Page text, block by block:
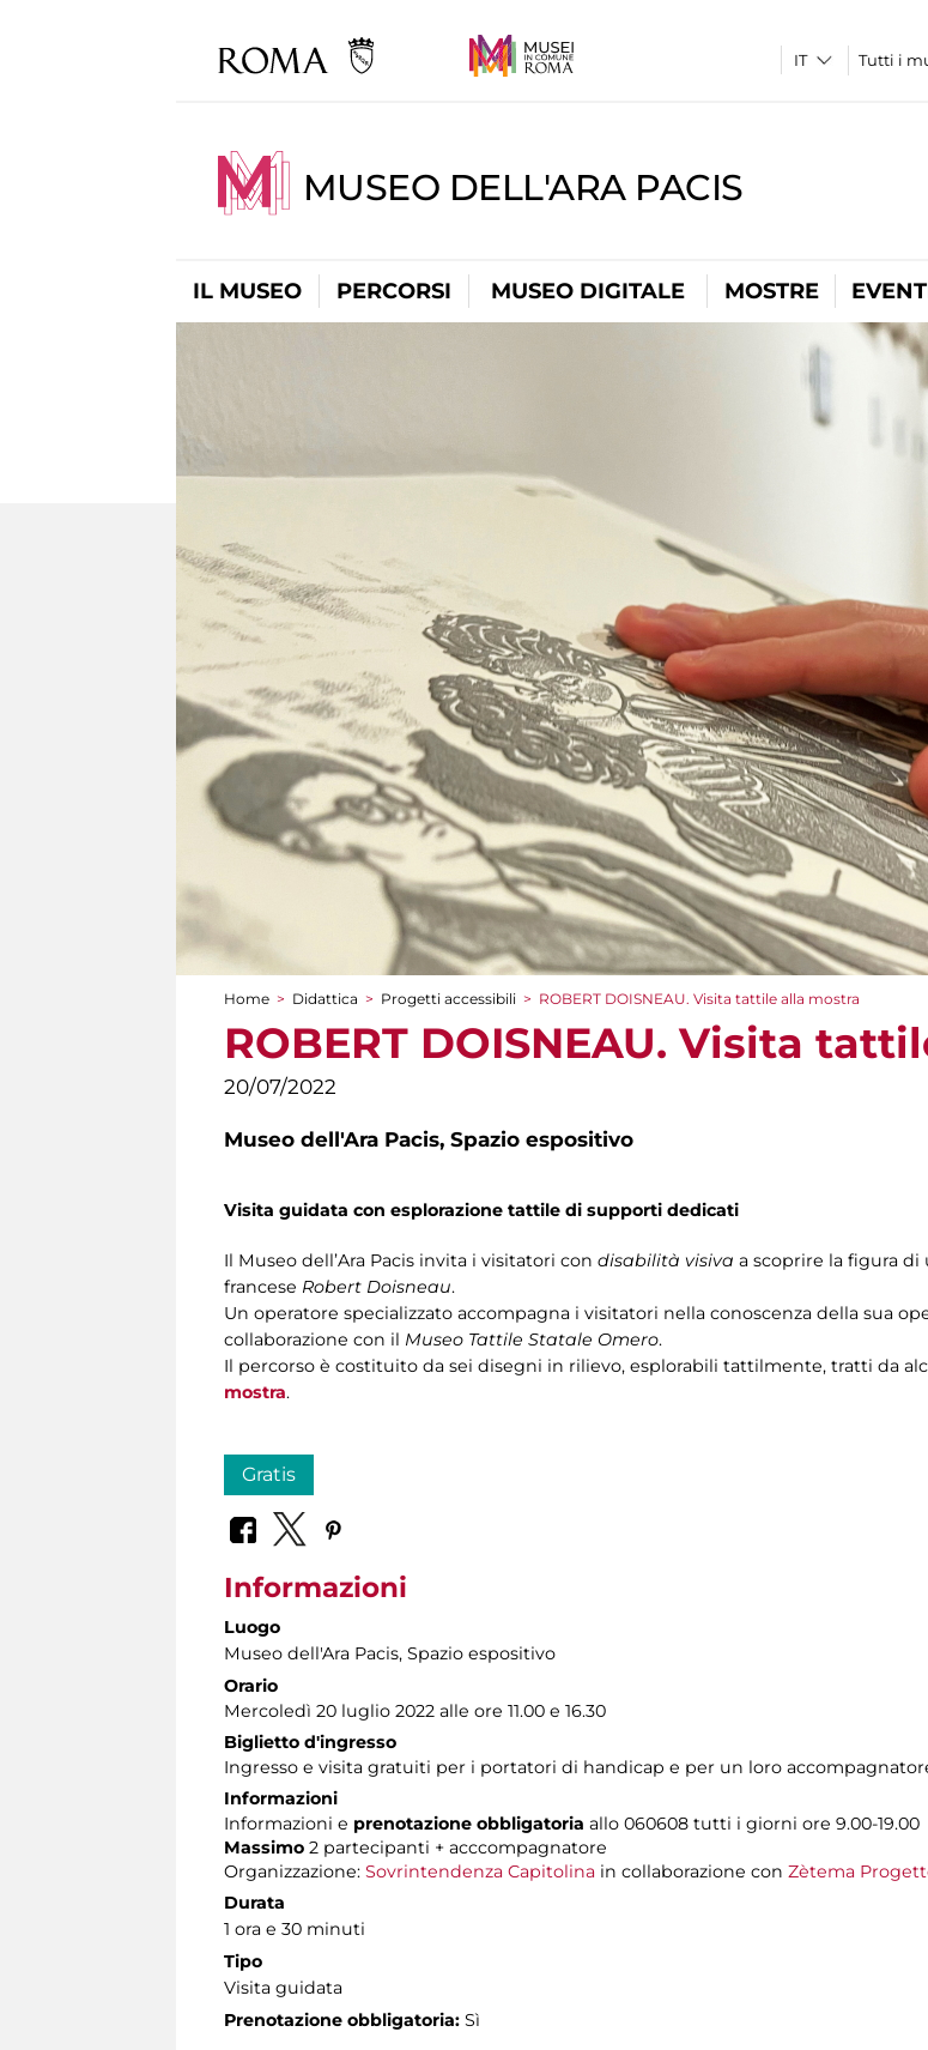
Tutti i
MUSEO DELL'ARA PACIS
IL MUSEO PERCORSI MUSEO DIGITALE MOSTRE
Tu sei qui
Home > Didattica > Progetti accessibili > ROBERT DOISNEAU. Visita tattile alla mostra
ROBERT DOISNEAU. Visita
20/07/2022
Museo dell'Ara Pacis, Spazio espositivo
Visita guidata con esplorazione tattile di supporti dedicati
Il Museo dell’Ara Pacis invita i visitatori con disabilità visiva a scoprire la figura
francese Robert Doisneau.
Un operatore specializzato accompagna i visitatori nella conoscenza della sua
collaborazione con il Museo Tattile Statale Omero.
Il percorso è costituito da sei disegni in rilievo, esplorabili tattilmente, tratti da
mostra.
Gratis
Informazioni
Luogo
Museo dell'Ara Pacis, Spazio espositivo
Orario
Mercoledì 20 luglio 2022 alle ore 11.00 e 16.30
Biglietto d'ingresso
Ingresso e visita gratuiti per i portatori di handicap e per un loro
Informazioni
Informazioni e prenotazione obbligatoria allo 060608 tutti i giorni ore 9.00-19.00
Massimo 2 partecipanti + acccompagnatore
Organizzazione: Sovrintendenza Capitolina in collaborazione con Zètema
Durata
1 ora e 30 minuti
Tipo
Visita guidata
Prenotazione obbligatoria: Sì